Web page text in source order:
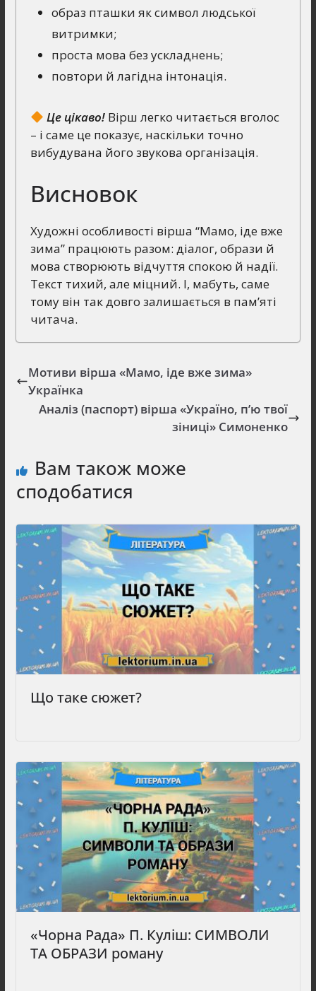
образ пташки як символ людської
витримки;
проста мова без ускладнень;
повтори й лагідна інтонація.
Це цікаво! Вірш легко читається вголос
– і саме це показує, наскільки точно
вибудувана його звукова організація.
Висновок
Художні особливості вірша “Мамо, іде вже
зима” працюють разом: діалог, образи й
мова створюють відчуття спокою й надії.
Текст тихий, але міцний. І, мабуть, саме
тому він так довго залишається в пам’яті
читача.
Мотиви вірша «Мамо, іде вже зима»
Українка
Аналіз (паспорт) вірша «Україно, п’ю твої
зіниці» Симоненко
Вам також може
сподобатися
Що таке сюжет?
«Чорна Рада» П. Куліш: СИМВОЛИ
ТА ОБРАЗИ роману